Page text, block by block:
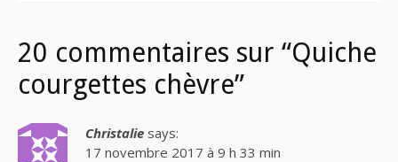
20 commentaires sur “Quiche
courgettes chèvre”
Christalie says:
17 novembre 2017 à 9 h 33 min